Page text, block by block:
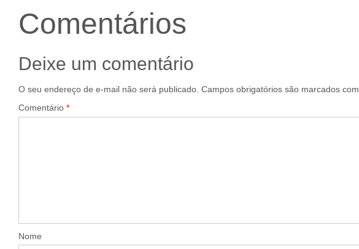
Comentários
Deixe um comentário
O seu endereço de e-mail não será publicado. Campos obrigatórios são marcados com
Comentário *
Nome